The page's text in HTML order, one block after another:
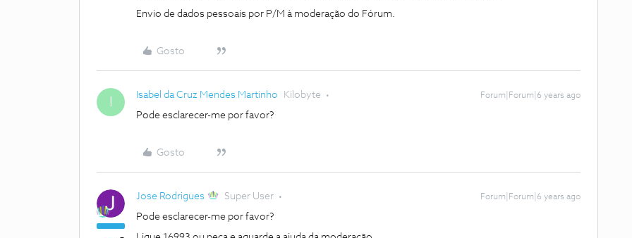
Envio de dados pessoais por P/M à moderação do Fórum.
Gosto
Isabel da Cruz Mendes Martinho Kilobyte Forum|Forum|6 years ago
Pode esclarecer-me por favor?
Gosto
Jose Rodrigues Super User Forum|Forum|6 years ago
Pode esclarecer-me por favor?